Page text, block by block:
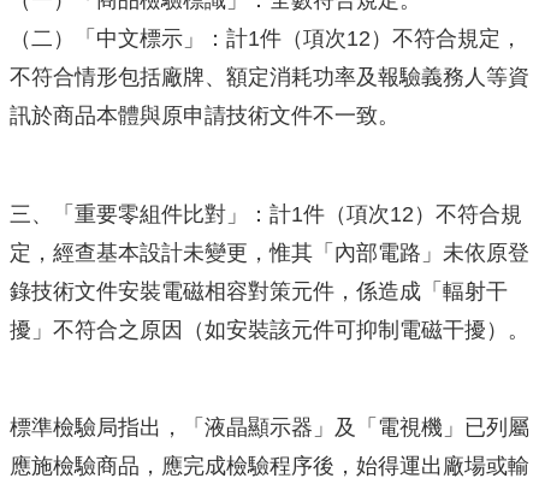
（二）「中文標示」：計1件（項次12）不符合規定，
不符合情形包括廠牌、額定消耗功率及報驗義務人等資
訊於商品本體與原申請技術文件不一致。
三、「重要零組件比對」：計1件（項次12）不符合規
定，經查基本設計未變更，惟其「內部電路」未依原登
錄技術文件安裝電磁相容對策元件，係造成「輻射干
擾」不符合之原因（如安裝該元件可抑制電磁干擾）。
標準檢驗局指出，「液晶顯示器」及「電視機」已列屬
應施檢驗商品，應完成檢驗程序後，始得運出廠場或輸